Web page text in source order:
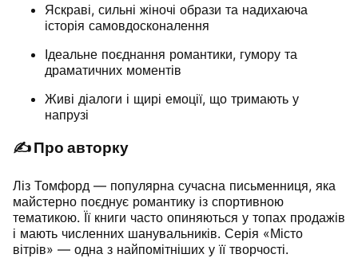
Яскраві, сильні жіночі образи та надихаюча
історія самовдосконалення
Ідеальне поєднання романтики, гумору та
драматичних моментів
Живі діалоги і щирі емоції, що тримають у
напрузі
✍️Про авторку
Ліз Томфорд — популярна сучасна письменниця, яка
майстерно поєднує романтику із спортивною
тематикою. Її книги часто опиняються у топах продажів
і мають численних шанувальників. Серія «Місто
вітрів» — одна з найпомітніших у її творчості.